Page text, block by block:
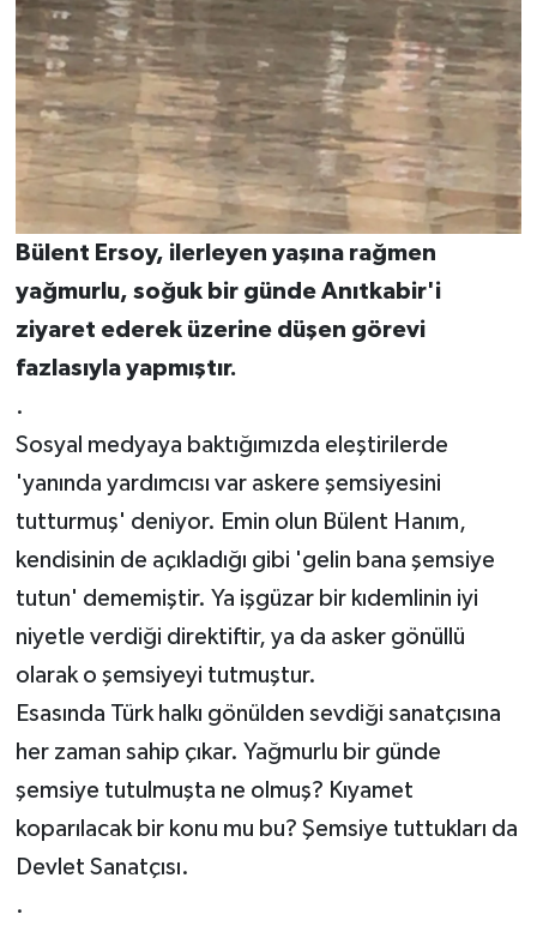
Bülent Ersoy, ilerleyen yaşına rağmen
yağmurlu, soğuk bir günde Anıtkabir'i
ziyaret ederek üzerine düşen görevi
fazlasıyla yapmıştır.
.
Sosyal medyaya baktığımızda eleştirilerde
'yanında yardımcısı var askere şemsiyesini
tutturmuş' deniyor. Emin olun Bülent Hanım,
kendisinin de açıkladığı gibi 'gelin bana şemsiye
tutun' dememiştir. Ya işgüzar bir kıdemlinin iyi
niyetle verdiği direktiftir, ya da asker gönüllü
olarak o şemsiyeyi tutmuştur.
Esasında Türk halkı gönülden sevdiği sanatçısına
her zaman sahip çıkar. Yağmurlu bir günde
şemsiye tutulmuşta ne olmuş? Kıyamet
koparılacak bir konu mu bu? Şemsiye tuttukları da
Devlet Sanatçısı.
.